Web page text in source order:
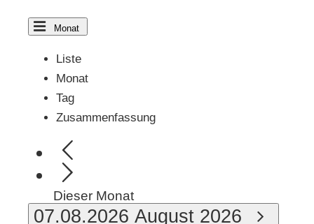
Monat
Liste
Monat
Tag
Zusammenfassung
Dieser Monat
07.08.2026 August 2026